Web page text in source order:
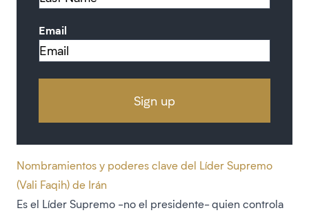
Email
Nombramientos y poderes clave del Líder Supremo
(Vali Faqih) de Irán
Es el Líder Supremo -no el presidente- quien controla